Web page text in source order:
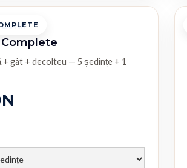
LUNII
Complete
+ gât + decolteu — 5 ședințe + 1